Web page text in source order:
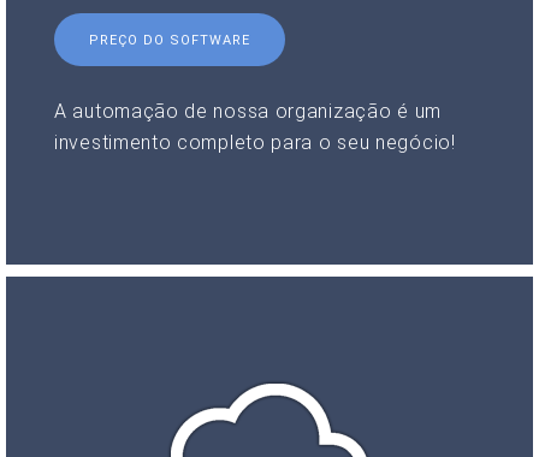
PREÇO DO SOFTWARE
A automação de nossa organização é um
investimento completo para o seu negócio!